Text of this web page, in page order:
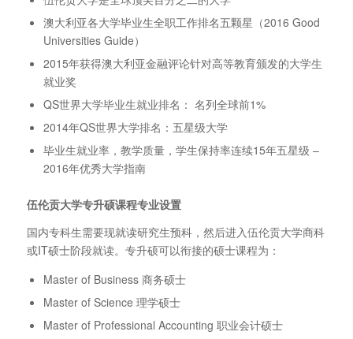
澳大利亚各大学毕业生全职工作排名五颗星（2016 Good
Universities Guide）
2015年获得澳大利亚金融评论针对高等教育颁发的大学生
就业奖
QS世界大学毕业生就业排名： 名列全球前1%
2014年QS世界大学排名：五星级大学
毕业生就业率，教学质量，学生保持率连续15年五星级 –
2016年优秀大学指南
伍伦贡大学专升硕课程专业设置
国内专科生需要现就读研究生预科，然后进入伍伦贡大学商科
或IT硕士阶段就读。专升硕可以衔接的硕士课程为：
Master of Business 商务硕士
Master of Science 理学硕士
Master of Professional Accounting 职业会计硕士